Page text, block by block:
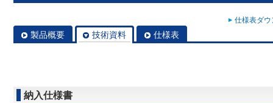
仕様表ダ
製品概要 技術資料 仕様表
納入仕様書